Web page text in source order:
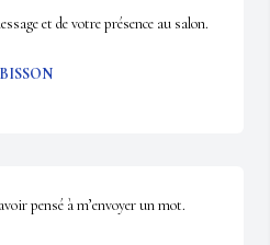
et de votre présence au salon.
pensé à m’envoyer un mot.